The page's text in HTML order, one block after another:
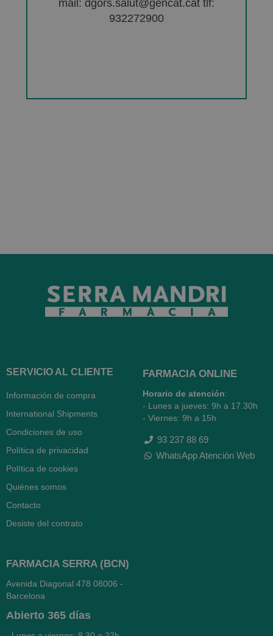
mail: dgors.salut@gencat.cat tlf:
932272900
SERVICIO AL CLIENTE
Información de compra
International Shipments
Condiciones de uso
Política de privacidad
Política de cookies
Quiénes somos
Contacto
Desiste del contrato
FARMACIA ONLINE
Horario de atención:
- Lunes a jueves: 9h a 17.30h
- Viernes: 9h a 15h
93 237 88 69
WhatsApp Atención Web
FARMACIA SERRA (BCN)
Avenida Diagonal 478 08006 -
Barcelona
Abierto 365 días